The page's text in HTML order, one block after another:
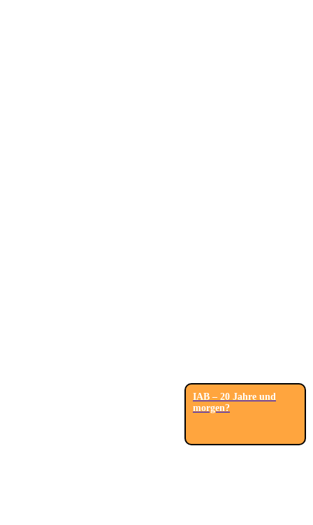
IAB – 20 Jahre und
morgen?